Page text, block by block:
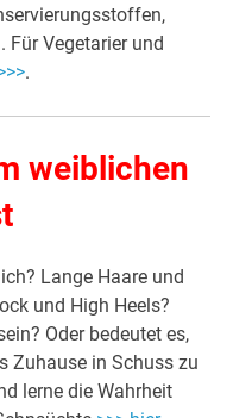
Für Vegetarier und
.
weiblichen
Lange Haare und
und High Heels?
Oder bedeutet es,
Zuhause in Schuss zu
lerne die Wahrheit